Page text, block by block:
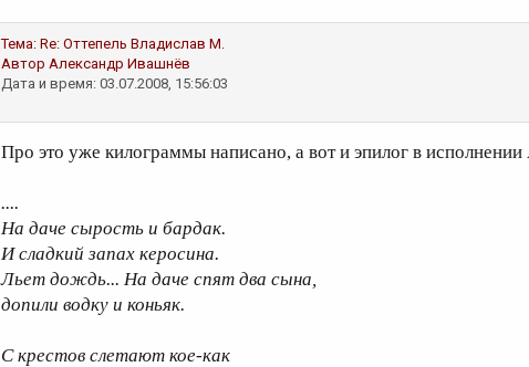
Тема: Re: Оттепель Владислав М.
Автор Александр Ивашнёв
Дата и время: 03.07.2008, 15:56:03
Про это уже килограммы написано, а вот и эпилог в
....
На даче сырость и бардак.
И сладкий запах керосина.
Льет дождь... На даче спят два сына,
допили водку и коньяк.
С крестов слетают кое-как